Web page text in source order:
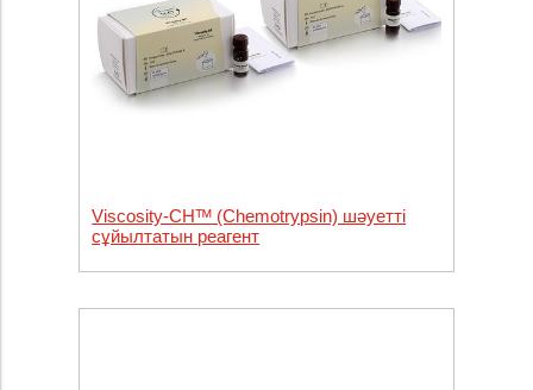
Viscosity-CHᵀᴹ (Chemotrypsin) шәуетті
сұйылтатын реагент